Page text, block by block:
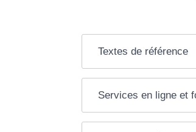
Textes de référence
Services en ligne et